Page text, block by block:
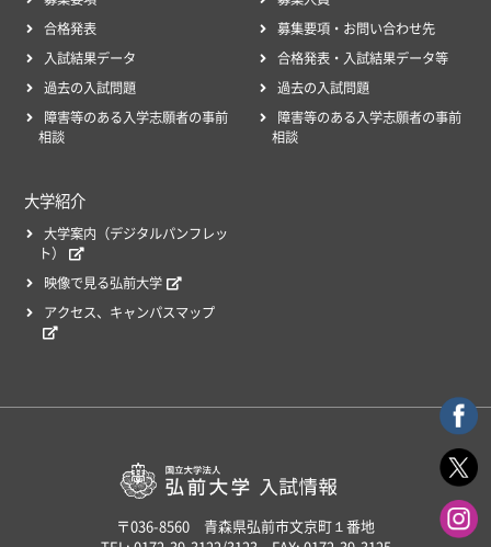
合格発表
入試結果データ
過去の入試問題
障害等のある入学志願者の事前
相談
募集要項・お問い合わせ先
合格発表・入試結果データ等
過去の入試問題
障害等のある入学志願者の事前
相談
大学紹介
大学案内（デジタルパンフレッ
ト）
映像で見る弘前大学
アクセス、キャンパスマップ
〒036-8560 青森県弘前市文京町１番地